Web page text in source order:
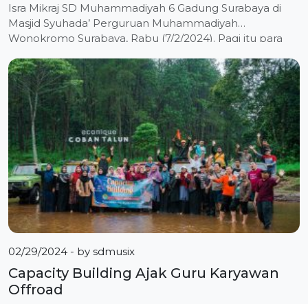
Isra Mikraj SD Muhammadiyah 6 Gadung Surabaya di
Masjid Syuhada’ Perguruan Muhammadiyah
Wonokromo Surabaya, Rabu (7/2/2024). Pagi itu para
busana muslim dan muslimah. Begitu juga guru dan
karyawan. Selesai shalat Dhuha, berdoa, dan murojaah,
semua murid segera berkumpul di masjid. Ruang
masjid telah didesain […]
02/29/2024 - by sdmusix
Capacity Building Ajak Guru Karyawan
Offroad